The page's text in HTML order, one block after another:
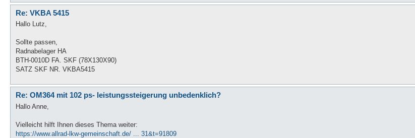
Re: VKBA 5415
Hallo Lutz,
Sollte passen,
Radnabelager HA
BTH-0010D FA. SKF (78X130X90)
SATZ SKF NR. VKBA5415
Re: OM364 mit 102 ps- leistungssteigerung unbedenklich?
Hallo Anne,
Vielleicht hilft Ihnen dieses Thema weiter:
https://www.allrad-lkw-gemeinschaft.de/ ... 31&t=91809